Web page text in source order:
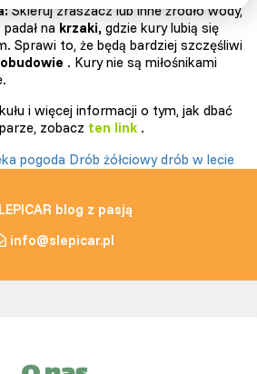
Skieruj zraszacz lub inne źródło wody,
na krzaki, gdzie kury lubią się
Sprawi to, że będą bardziej szczęśliwi
. Kury nie są miłośnikami
i więcej informacji o tym, jak dbać
zobacz ten link .
pogoda Drób żółciowy drób w lecie
blog z pasją
info@slepicar.pl